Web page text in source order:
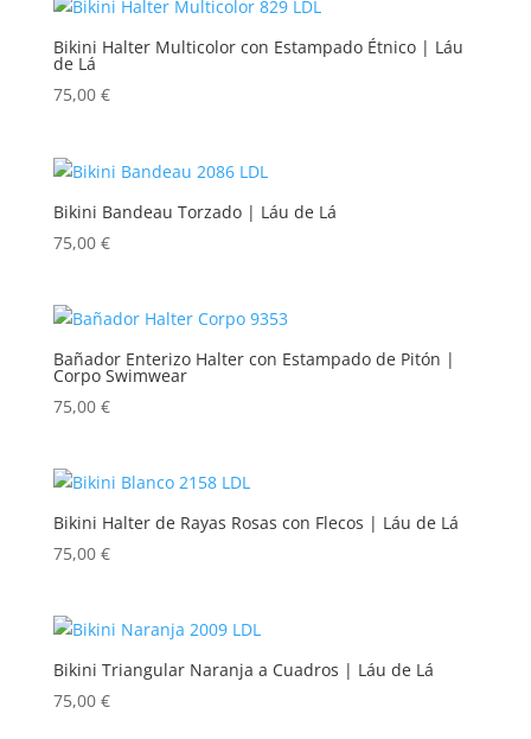
Bikini Halter Multicolor con Estampado Étnico | Láu
de Lá
75,00 €
Bikini Bandeau Torzado | Láu de Lá
75,00 €
Bañador Enterizo Halter con Estampado de Pitón |
Corpo Swimwear
75,00 €
Bikini Halter de Rayas Rosas con Flecos | Láu de Lá
75,00 €
Bikini Triangular Naranja a Cuadros | Láu de Lá
75,00 €